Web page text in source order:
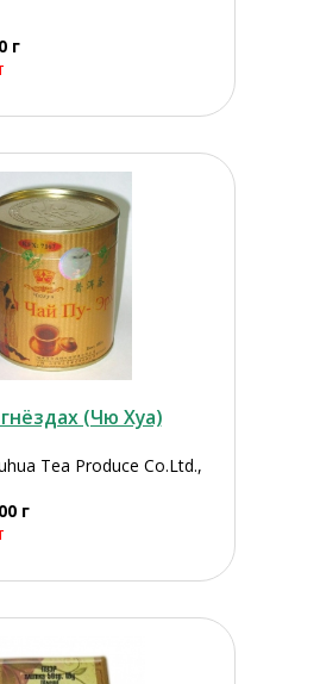
г
(Чю Хуа)
Tea Produce Co.Ltd.,
г